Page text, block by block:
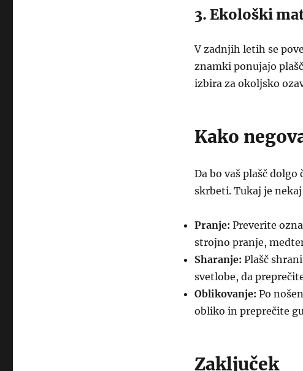
3. Ekološki
V zadnjih letih se
znamki ponujajo
izbira za okoljsko
Kako
Da bo vaš plašč
skrbeti. Tukaj je
Pranje: Preverite
strojno pranje,
Sharanje: Plašč
svetlobe, da
Oblikovanje: Po
obliko in preprečite
Zaključek